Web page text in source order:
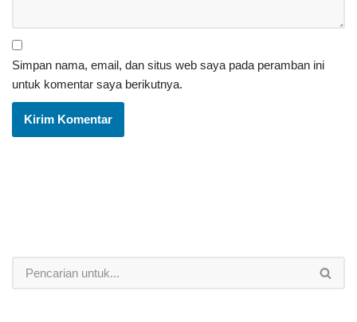
Simpan nama, email, dan situs web saya pada peramban ini
untuk komentar saya berikutnya.